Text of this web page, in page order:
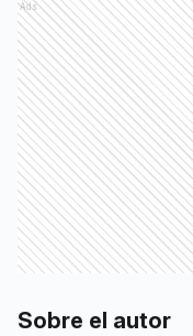
Ads
Sobre el autor